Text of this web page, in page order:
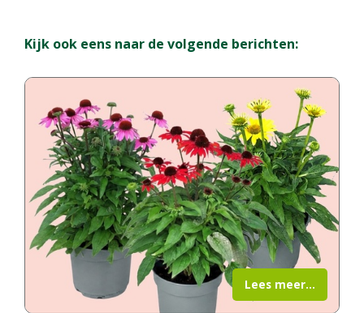
Kijk ook eens naar de volgende berichten:
Lees meer...